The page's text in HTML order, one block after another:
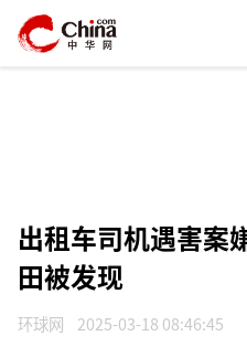
出租车司机遇害案
田被发现
环球网 2025-03-18 08:46:45